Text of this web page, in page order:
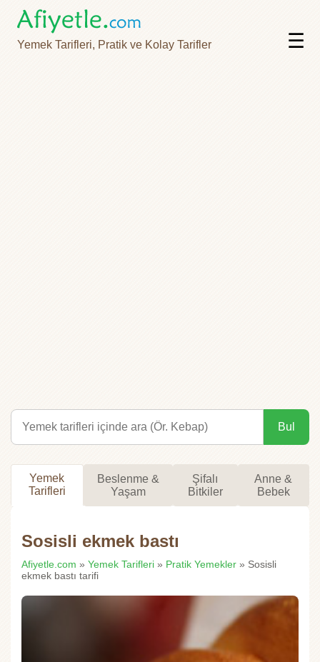
Yemek Tarifleri, Pratik ve Kolay Tarifler ☰
Bul
Yemek
Tarifleri
Beslenme &
Yaşam
Şifalı
Bitkiler
Anne &
Bebek
Sosisli ekmek bastı
Afiyetle.com » Yemek Tarifleri » Pratik Yemekler » Sosisli
ekmek bastı tarifi